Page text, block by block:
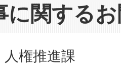
に関する
権推進課